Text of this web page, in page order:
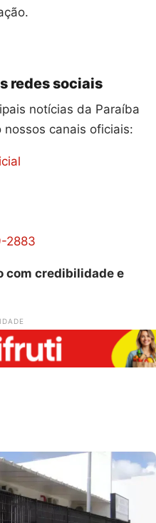
redes sociais
notícias da Paraíba
canais oficiais:
2883
com credibilidade e